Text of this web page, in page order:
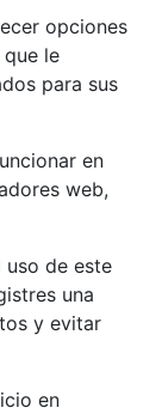
opciones
le
para sus
en
web,
uso de este
una
y evitar
en